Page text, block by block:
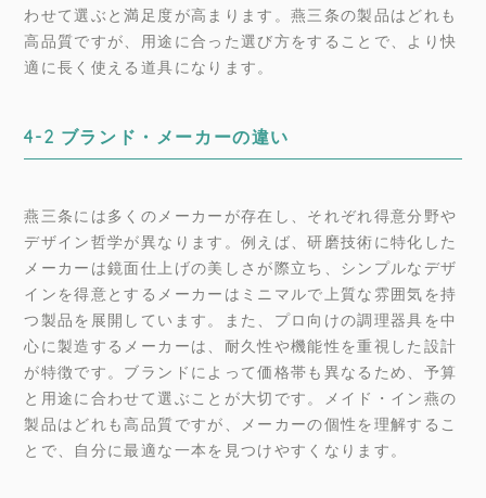
わせて選ぶと満足度が高まります。燕三条の製品はどれも
高品質ですが、用途に合った選び方をすることで、より快
適に長く使える道具になります。
4-2 ブランド・メーカーの違い
燕三条には多くのメーカーが存在し、それぞれ得意分野や
デザイン哲学が異なります。例えば、研磨技術に特化した
メーカーは鏡面仕上げの美しさが際立ち、シンプルなデザ
インを得意とするメーカーはミニマルで上質な雰囲気を持
つ製品を展開しています。また、プロ向けの調理器具を中
心に製造するメーカーは、耐久性や機能性を重視した設計
が特徴です。ブランドによって価格帯も異なるため、予算
と用途に合わせて選ぶことが大切です。メイド・イン燕の
製品はどれも高品質ですが、メーカーの個性を理解するこ
とで、自分に最適な一本を見つけやすくなります。